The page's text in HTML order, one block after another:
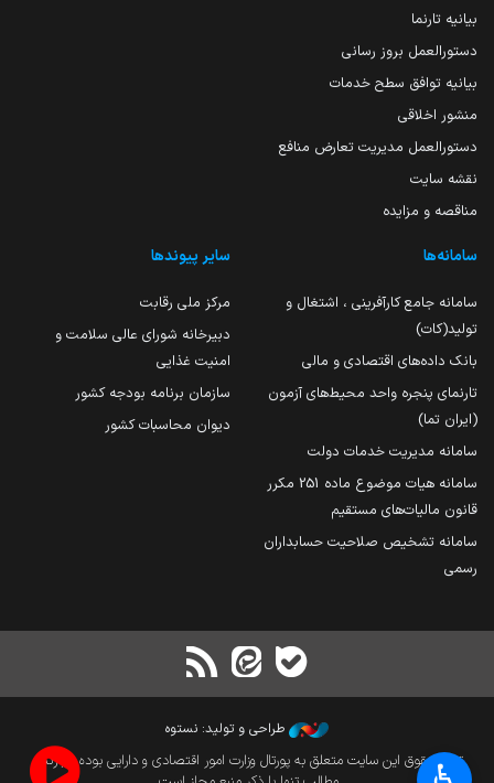
بیانیه تارنما
دستورالعمل بروز رسانی
بیانیه توافق سطح خدمات
منشور اخلاقی
دستورالعمل مدیریت تعارض منافع
نقشه سایت
مناقصه و مزایده
سامانه‌ها
سامانه جامع کارآفرینی ، اشتغال و
تولید(کات)
بانک داده‌های اقتصادی و مالی
تارنمای پنجره واحد محیط‌های آزمون
(ایران تما)
سامانه مدیریت خدمات دولت
سامانه هیات موضوع ماده 251 مکرر
قانون مالیات‌های مستقیم
سامانه تشخیص صلاحیت حسابداران
رسمی
سایر پیوندها
مرکز ملی رقابت
دبیرخانه شورای عالی سلامت و
امنیت غذایی
سازمان برنامه بودجه کشور
دیوان محاسبات کشور
طراحی و تولید: نستوه
تمام حقوق این سایت متعلق به پورتال وزارت امور اقتصادی و دارایی بوده و بازنشر